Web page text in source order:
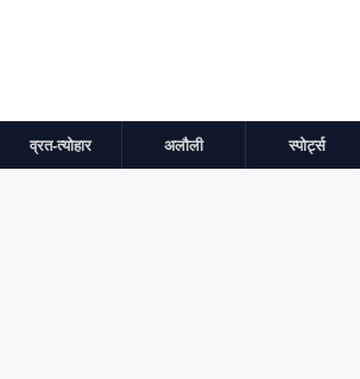
व्रत-त्योहार अलौली स्पोर्ट्स